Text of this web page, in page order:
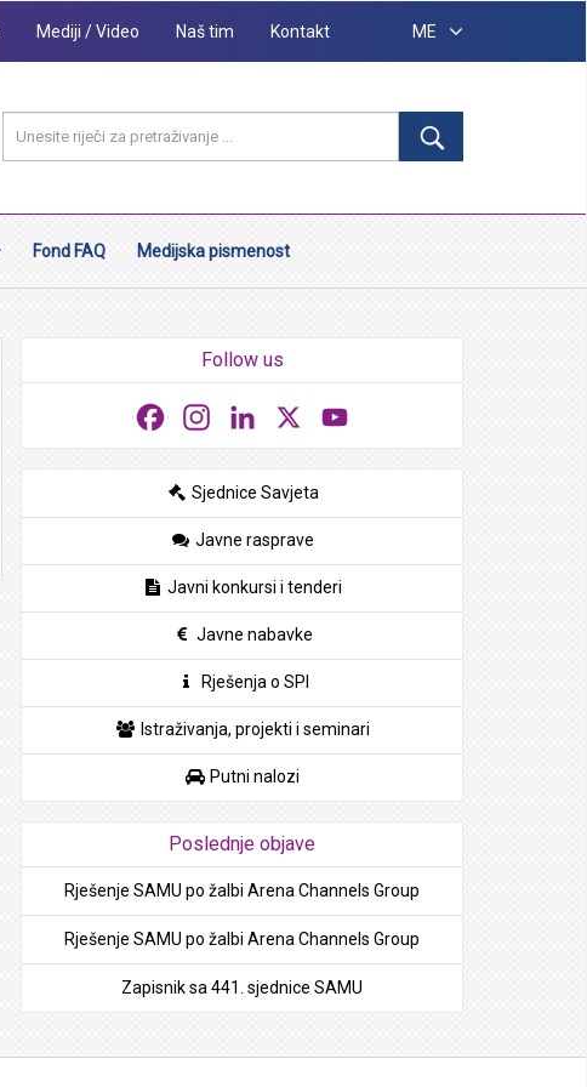
Mediji / Video Naš tim Kontakt ME
Fond FAQ Medijska pismenost
Follow us
FacebookInstagramLinkedIn
Sjednice Savjeta
Javne rasprave
Javni konkursi i tenderi
Javne nabavke
Rješenja o SPI
Istraživanja, projekti i seminari
Putni nalozi
Poslednje objave
Rješenje SAMU po žalbi Arena Channels Group
Rješenje SAMU po žalbi Arena Channels Group
Zapisnik sa 441. sjednice SAMU